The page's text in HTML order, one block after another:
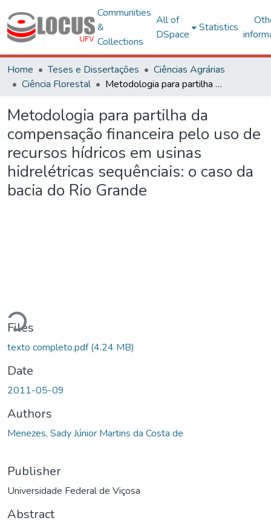
Communities
&
Collections
All of
DSpace
Statistics
Home Teses e Dissertações
Ciências Agrárias
Ciência Florestal
Metodologia para partilha da compensação financeira pelo uso de recursos hídricos em usinas hidrelétricas sequênciais: o caso da bacia do Rio Grande
Metodologia para partilha da
compensação financeira pelo uso de
recursos hídricos em usinas
hidrelétricas sequênciais: o caso da
bacia do Rio Grande
Loading...
Files
texto completo.pdf(4.24 MB)
Date
2011-05-09
Authors
Menezes, Sady Júnior Martins da Costa de
Publisher
Universidade Federal de Viçosa
Abstract